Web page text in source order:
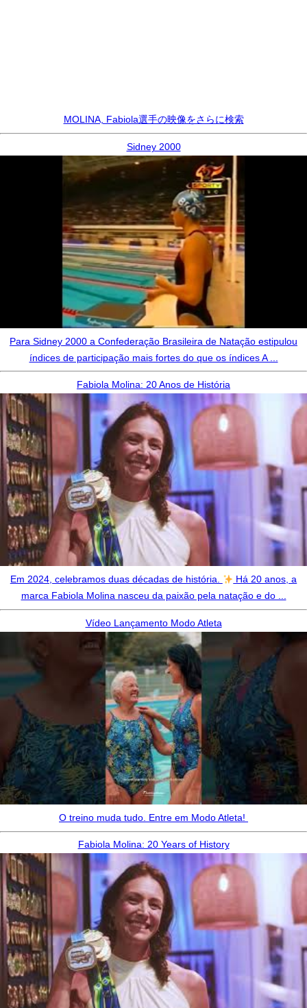
MOLINA, Fabiola選手の映像をさらに検索
Sidney 2000
Para Sidney 2000 a Confederação Brasileira de Natação estipulou
índices de participação mais fortes do que os índices A ...
Fabiola Molina: 20 Anos de História
Em 2024, celebramos duas décadas de história.
Há 20 anos, a
marca Fabiola Molina nasceu da paixão pela natação e do ...
Vídeo Lançamento Modo Atleta
O treino muda tudo. Entre em Modo Atleta! ‍
Fabiola Molina: 20 Years of History